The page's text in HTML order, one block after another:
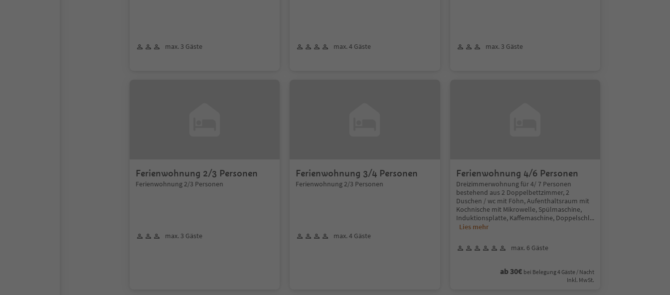
max. 3 Gäste max. 4 Gäste max. 3 Gäste
Ferienwohnung 2/3 Personen
Ferienwohnung 2/3 Personen
max. 3 Gäste
Ferienwohnung 3/4 Personen
Ferienwohnung 2/3 Personen
max. 4 Gäste
Ferienwohnung 4/6 Personen
Dreizimmerwohnung für 4/ 7 Personen
bestehend aus 2 Doppelbettzimmer, 2
Duschen / wc mit Föhn, Aufenthaltsraum mit
Kochnische mit Mikrowelle, Spülmaschine,
Induktionsplatte, Kaffemaschine, Doppelschl...
Lies mehr
max. 6 Gäste
ab 30€ bei Belegung 4 Gäste / Nacht
Inkl. MwSt.